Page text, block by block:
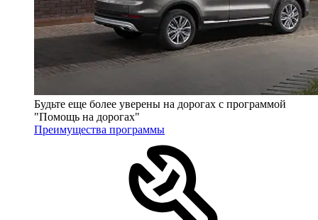
Будьте еще более уверены на дорогах с программой
"Помощь на дорогах"
Преимущества программы